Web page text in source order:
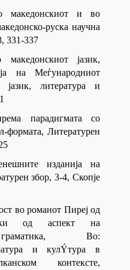
македонскиот и во
руска научна
331-337
македонскиот јазик,
на Меѓународниот
литература и
парадигмата со
формата, Литературен
изданија на
збор, 3-4, Скопје
во романот Пиреј од
од аспект на
Во:
и кулÝтура в
контексте,